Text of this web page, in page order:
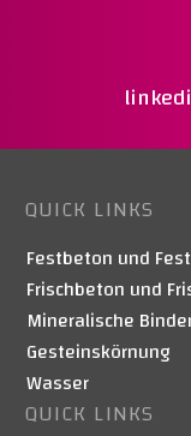
QUICK LINKS
Festbeton und
Frischbeton und
Mineralische
Gesteinskörnung
Wasser
QUICK LINKS